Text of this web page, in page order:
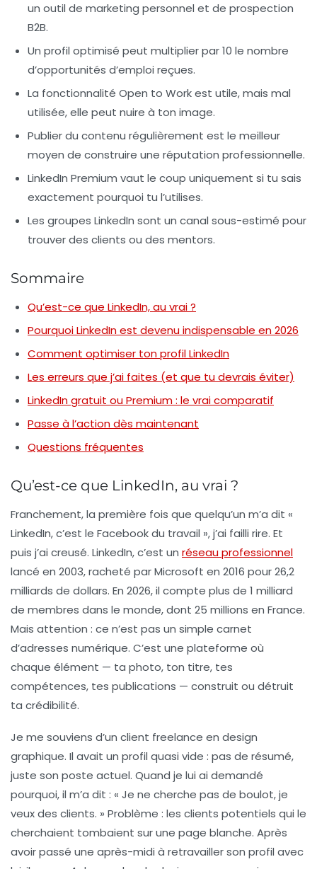
un outil de marketing personnel et de prospection
B2B.
Un profil optimisé peut multiplier par 10 le nombre
d’opportunités d’emploi reçues.
La fonctionnalité Open to Workest utile, mais mal
utilisée, elle peut nuire à ton image.
Publier du contenu régulièrement est le meilleur
moyen de construire une réputation professionnelle.
LinkedIn Premium vaut le coup uniquement si tu sais
exactement pourquoi tu l’utilises.
Les groupes LinkedIn sont un canal sous-estimé pour
trouver des clients ou des mentors.
Sommaire
Qu’est-ce que LinkedIn, au vrai ?
Pourquoi LinkedIn est devenu indispensable en 2026
Comment optimiser ton profil LinkedIn
Les erreurs que j’ai faites (et que tu devrais éviter)
LinkedIn gratuit ou Premium : le vrai comparatif
Passe à l’action dès maintenant
Questions fréquentes
Qu’est-ce que LinkedIn, au vrai ?
Franchement, la première fois que quelqu’un m’a dit «
LinkedIn, c’est le Facebook du travail », j’ai failli rire. Et
puis j’ai creusé. LinkedIn, c’est un réseau professionnel
lancé en 2003, racheté par Microsoft en 2016 pour 26,2
milliards de dollars. En 2026, il compte plus de 1 milliard
de membres dans le monde, dont 25 millions en France.
Mais attention : ce n’est pas un simple carnet
d’adresses numérique. C’est une plateforme où
chaque élément — ta photo, ton titre, tes
compétences, tes publications — construit ou détruit
ta crédibilité.
Je me souviens d’un client freelance en design
graphique. Il avait un profil quasi vide : pas de résumé,
juste son poste actuel. Quand je lui ai demandé
pourquoi, il m’a dit : « Je ne cherche pas de boulot, je
veux des clients. » Problème : les clients potentiels qui le
cherchaient tombaient sur une page blanche. Après
avoir passé une après-midi à retravailler son profil avec